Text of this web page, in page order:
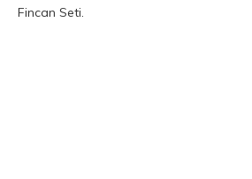
Fincan Seti.